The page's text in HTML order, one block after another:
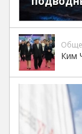
Ким